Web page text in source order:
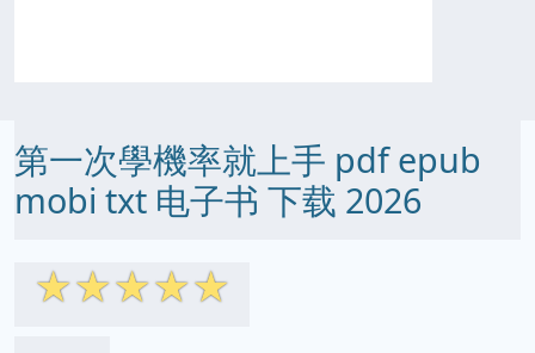
第一次學機率就上手 pdf epub
mobi txt 电子书 下载 2026
☆☆☆☆☆